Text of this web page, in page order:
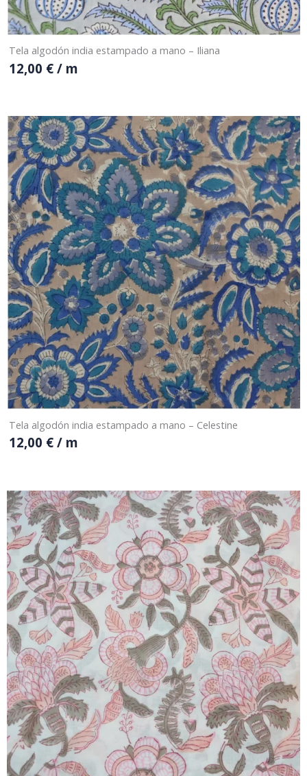
Tela algodón india estampado a mano – Iliana
12,00 €/ m
Tela algodón india estampado a mano – Celestine
12,00 €/ m